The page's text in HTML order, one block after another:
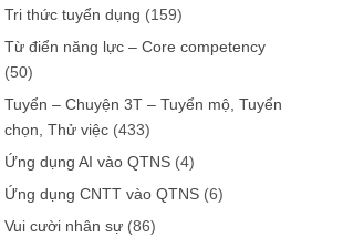
Tri thức tuyển dụng (159)
Từ điển năng lực – Core competency
(50)
Tuyển – Chuyện 3T – Tuyển mộ, Tuyển
chọn, Thử việc (433)
Ứng dụng AI vào QTNS (4)
Ứng dụng CNTT vào QTNS (6)
Vui cười nhân sự (86)